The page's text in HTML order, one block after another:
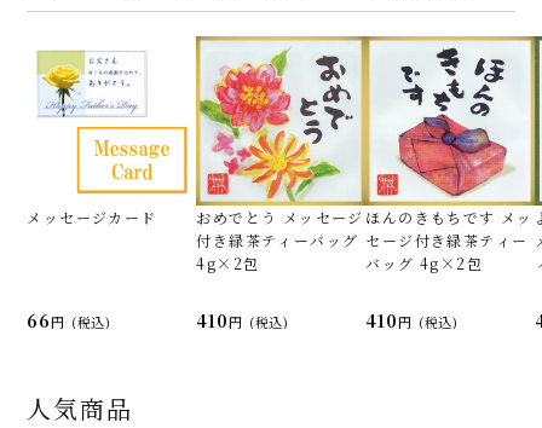
メッセージカード
66 (税込)
おめでとう メッセージ
付き緑茶ティーバッグ
4g×2包
410 (税込)
ほんのきもちです メッ
セージ付き緑茶ティー
バッグ 4g×2包
410 (税込)
人気商品